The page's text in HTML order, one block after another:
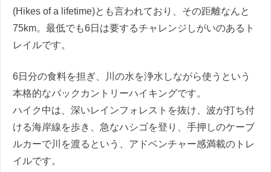
(Hikes of a lifetime)とも言われており、その距離なんと
75km。最低でも6日は要するチャレンジしがいのあるト
レイルです。
6日分の食料を担ぎ、川の水を浄水しながら使うという
本格的なバックカントリーハイキングです。
ハイク中は、深いレインフォレストを抜け、波が打ち付
ける海岸線を歩き、急なハシゴを登り、手押しのケーブ
ルカーで川を渡るという、アドベンチャー感満載のトレ
イルです。